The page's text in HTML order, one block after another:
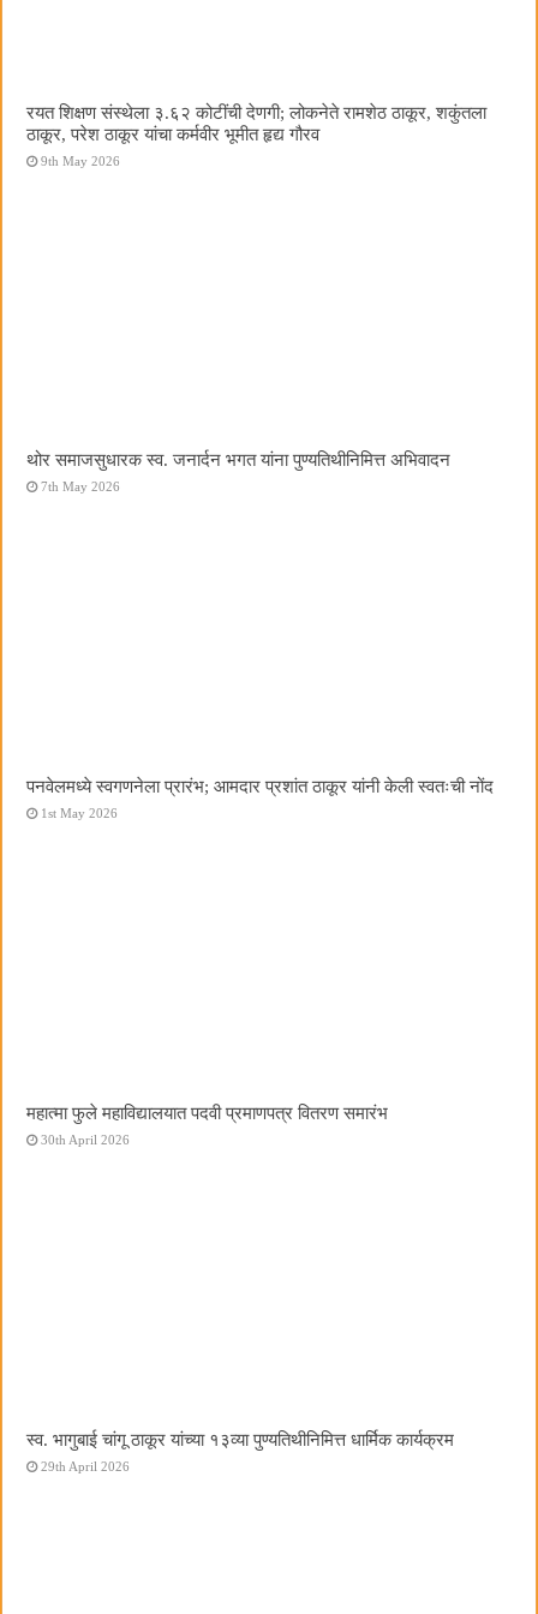
रयत शिक्षण संस्थेला ३.६२ कोटींची देणगी; लोकनेते रामशेठ ठाकूर, शकुंतला
ठाकूर, परेश ठाकूर यांचा कर्मवीर भूमीत हृद्य गौरव
9th May 2026
थोर समाजसुधारक स्व. जनार्दन भगत यांना पुण्यतिथीनिमित्त अभिवादन
7th May 2026
पनवेलमध्ये स्वगणनेला प्रारंभ; आमदार प्रशांत ठाकूर यांनी केली स्वतःची नोंद
1st May 2026
महात्मा फुले महाविद्यालयात पदवी प्रमाणपत्र वितरण समारंभ
30th April 2026
स्व. भागुबाई चांगू ठाकूर यांच्या १३व्या पुण्यतिथीनिमित्त धार्मिक कार्यक्रम
29th April 2026